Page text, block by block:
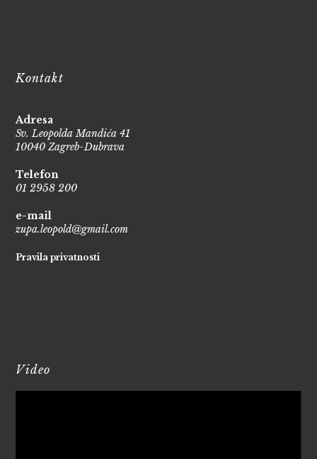
Kontakt
Adresa
Sv. Leopolda Mandića 41
10040 Zagreb-Dubrava
Telefon
01 2958 200
e-mail
zupa.leopold@gmail.com
Pravila privatnosti
Video